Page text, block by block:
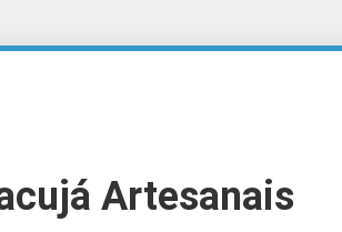
Artesanais